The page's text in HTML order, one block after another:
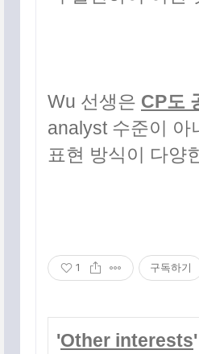
Wu 선생은 CP도
analyst 수준이 아
표현 방식이 다양
1 구독하기
'Other interests